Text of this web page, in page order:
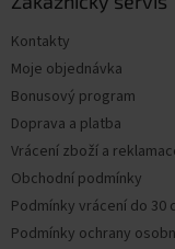
Kontakty
Moje objednávka
Bonusový program
Doprava a platba
Vrácení zboží a
Obchodní podmínky
Podmínky vrácení do 30
Podmínky ochrany